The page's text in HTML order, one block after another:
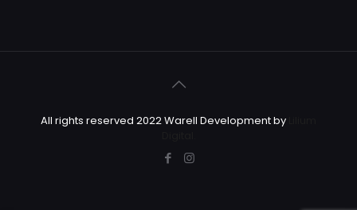
All rights reserved 2022 Warell Development by